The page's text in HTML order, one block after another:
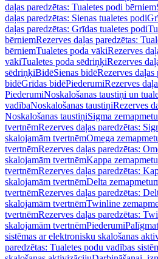
daļas paredzētas: Tualetes podi bērniem
daļas paredzētas: Sienas tualetes podi
daļas paredzētas: Grīdas tualetes podi
bērniemRezerves daļas paredzētas:
bērniemTualetes poda vākiRezerves
vākiTualetes poda sēdriņķiRezerves
sēdriņķiBidēSienas bidēRezerves daļas
bidēGrīdas bidēPiederumiRezerves
PiederumiNoskalošanas taustiņi un
vadībaNoskalošanas taustiņiRezerves
Noskalošanas taustiņiSigma
tvertnēmRezerves daļas paredzētas:
skalojamām tvertnēmOmega
tvertnēmRezerves daļas paredzētas:
skalojamām tvertnēmKappa
tvertnēmRezerves daļas paredzētas:
skalojamām tvertnēmDelta
tvertnēmRezerves daļas paredzētas:
skalojamām tvertnēmTwinline
tvertnēmRezerves daļas paredzētas:
skalojamām tvertnēmPiederumi
sistēmas ar elektronisku skalošanas
paredzētas: Tualetes podu vadības